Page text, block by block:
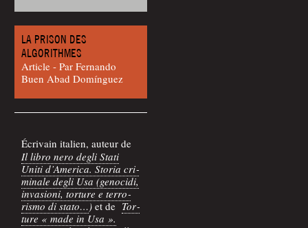
LA PRISON DES
ALGORITHMES
Article - Par Fer­nan­do
Buen Abad Domínguez
Écri­vain ita­lien, auteur de
Il libro nero degli Sta­ti
Uni­ti d’A­me­ri­ca. Sto­ria cri­
mi­nale degli Usa (geno­ci­di,
inva­sio­ni, tor­ture e ter­ro­
ris­mo di sta­to…)et de Tor­
ture « made in Usa ».